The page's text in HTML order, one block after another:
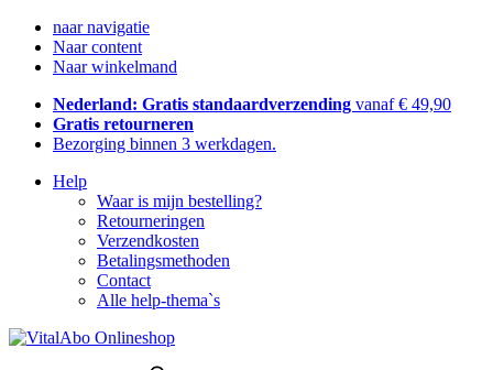
naar navigatie
Naar content
Naar winkelmand
Nederland: Gratis standaardverzending vanaf € 49,90
Gratis retourneren
Bezorging binnen 3 werkdagen.
Help
Waar is mijn bestelling?
Retourneringen
Verzendkosten
Betalingsmethoden
Contact
Alle help-thema`s